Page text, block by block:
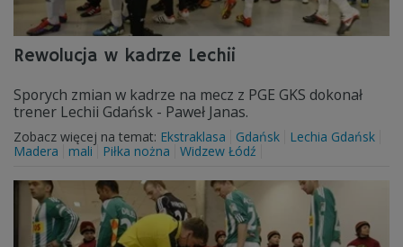
Rewolucja w kadrze Lechii
Sporych zmian w kadrze na mecz z PGE GKS dokonał
trener Lechii Gdańsk - Paweł Janas.
Zobacz więcej na temat: Ekstraklasa Gdańsk
Lechia Gdańsk
Madera
mali Piłka nożna Widzew Łódź